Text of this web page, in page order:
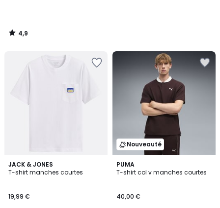
4,9
/
JACK & JONES
T-shirt manches courtes
19,99 €
3
Couleurs
Nouveauté
PUMA
T-shirt col v manches courtes
40,00 €